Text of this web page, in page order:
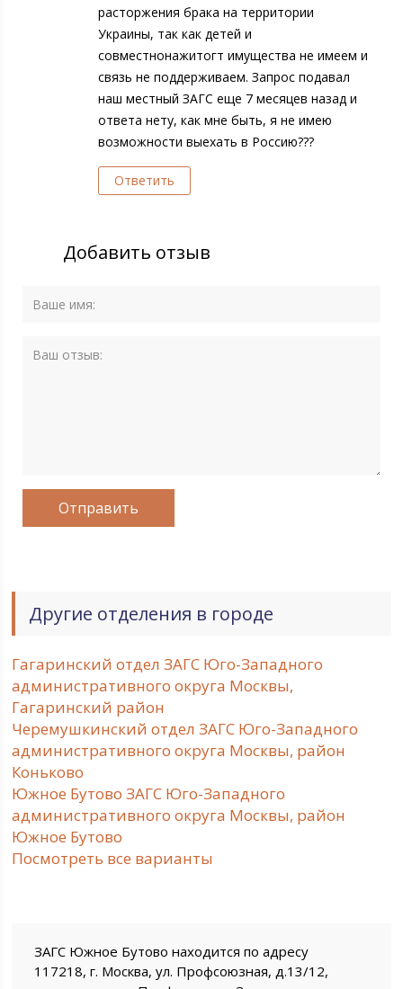
расторжения брака на территории
Украины, так как детей и
совместнонажитогт имущества не имеем и
связь не поддерживаем. Запрос подавал
наш местный ЗАГС еще 7 месяцев назад и
ответа нету, как мне быть, я не имею
возможности выехать в Россию???
Ответить
Добавить отзыв
Другие отделения в городе
Гагаринский отдел ЗАГС Юго-Западного
административного округа Москвы,
Гагаринский район
Черемушкинский отдел ЗАГС Юго-Западного
административного округа Москвы, район
Коньково
Южное Бутово ЗАГС Юго-Западного
административного округа Москвы, район
Южное Бутово
Посмотреть все варианты
ЗАГС Южное Бутово находится по адресу
117218, г. Москва, ул. Профсоюзная, д.13/12,